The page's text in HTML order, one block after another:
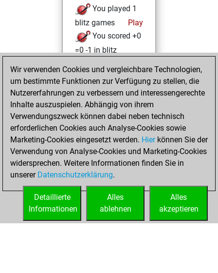
You played 1
blitz games
Play
You scored +0
=0 -1 in blitz
Mittwoch,
Dezember 30,
2020
You achieved a
BeautyScore of 15
Fritz
You
achieved a new Elo
of 1593
You created
your Fritz account
Wir verwenden Cookies und vergleichbare Technologien,
um bestimmte Funktionen zur Verfügung zu stellen, die
Nutzererfahrungen zu verbessern und interessengerechte
Inhalte auszuspielen. Abhängig von ihrem
Verwendungszweck können dabei neben technisch
erforderlichen Cookies auch Analyse-Cookies sowie
Marketing-Cookies eingesetzt werden. Hierkönnen Sie der
Verwendung von Analyse-Cookies und Marketing-Cookies
widersprechen. Weitere Informationen finden Sie in
unserer Datenschutzerklärung.
Alles
akzeptieren
Alles
ablehnen
Detaillierte
Informationen